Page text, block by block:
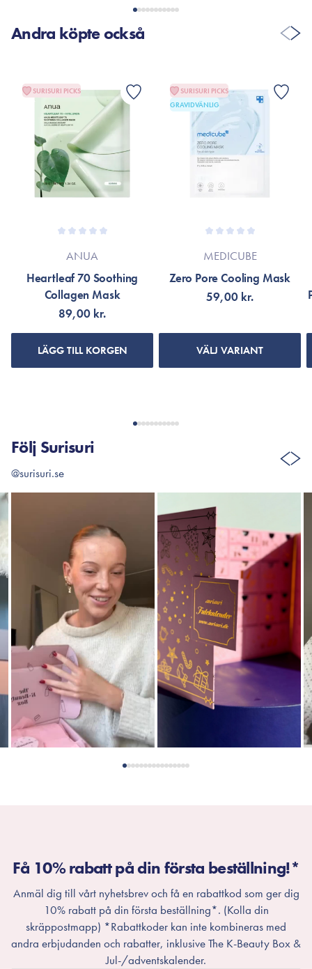
Andra köpte också
SURISURI PICKS
ANUA
Heartleaf 70 Soothing
Collagen Mask
89,00 kr.
LÄGG TILL KORGEN
SURISURI PICKS
GRAVIDVÄNLIG
MEDICUBE
Zero Pore Cooling Mask
59,00 kr.
VÄLJ VARIANT
Följ Surisuri
@surisuri.se
Få 10% rabatt på din första beställning!*
Anmäl dig till vårt nyhetsbrev och få en rabattkod som ger dig
10% rabatt på din första beställning*. (Kolla din
skräppostmapp) *Rabattkoder kan inte kombineras med
andra erbjudanden och rabatter, inklusive The K-Beauty Box &
Jul-/adventskalender.